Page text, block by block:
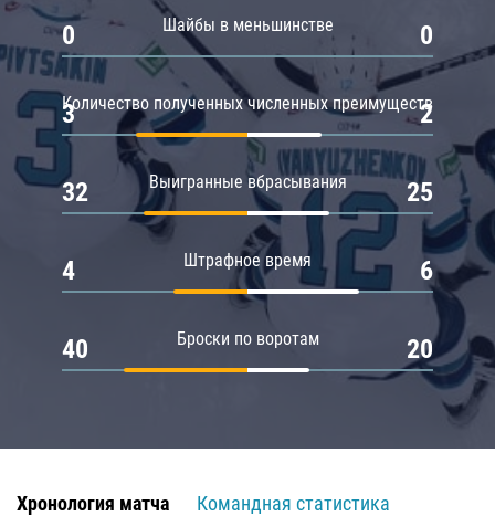
Шайбы в меньшинстве
0 0
Количество полученных численных преимуществ
3 2
Выигранные вбрасывания
32 25
Штрафное время
4 6
Броски по воротам
40 20
Хронология матча
Командная статистика